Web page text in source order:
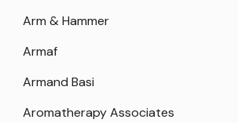
Arm & Hammer
Armaf
Armand Basi
Aromatherapy Associates